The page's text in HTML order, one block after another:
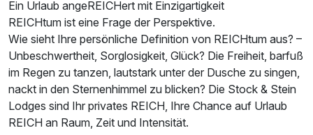
Ein Urlaub angeREICHert mit Einzigartigkeit
REICHtum ist eine Frage der Perspektive.
Wie sieht Ihre persönliche Definition von REICHtum aus? –
Unbeschwertheit, Sorglosigkeit, Glück? Die Freiheit, barfuß
im Regen zu tanzen, lautstark unter der Dusche zu singen,
nackt in den Sternenhimmel zu blicken? Die Stock & Stein
Lodges sind Ihr privates REICH, Ihre Chance auf Urlaub
REICH an Raum, Zeit und Intensität.